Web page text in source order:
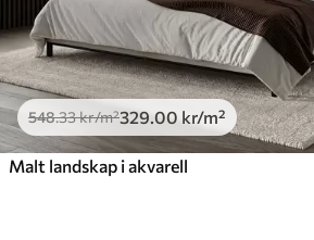
548.33kr/m²329.00 kr/m²
Malt landskap i akvarell